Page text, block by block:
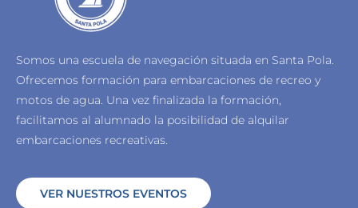
Somos una escuela de navegación situada en Santa Pola.
Ofrecemos formación para embarcaciones de recreo y
motos de agua. Una vez finalizada la formación,
facilitamos al alumnado la posibilidad de alquilar
embarcaciones recreativas.
VER NUESTROS EVENTOS